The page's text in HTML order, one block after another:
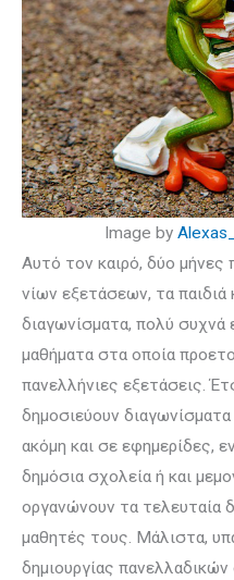
Image by
Αυτό τον καιρό, δύο
νίων εξετάσεων, τα παιδιά
διαγωνίσματα, πολύ συχνά
μαθήματα στα οποία
πανελλήνιες εξετάσεις.
δημοσιεύουν
ακόμη και σε εφη­μερίδες,
δημόσια σχολεία ή και
οργανώνουν τα τελευταία
μαθητές τους. Μά­λιστα,
δημιουργίας